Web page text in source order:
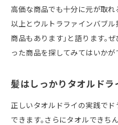
高価な商品でも十分に元が取れ
以上とウルトラファインバブ
商品もあります」と語ります。
った商品を探してみてはいかが
髪はしっかりタオルドラ
正しいタオルドライの実践で
できます。さらにタオルできち